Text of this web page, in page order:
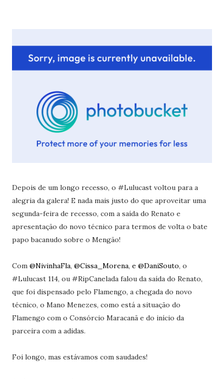
Depois de um longo recesso, o #Lulucast voltou para a
alegria da galera! E nada mais justo do que aproveitar uma
segunda-feira de recesso, com a saída do Renato e
apresentação do novo técnico para termos de volta o bate
papo bacanudo sobre o Mengão!
Com @NivinhaFla, @Cissa_Morena, e @DaniSouto, o
#Lulucast 114, ou #RipCanelada falou da saída do Renato,
que foi dispensado pelo Flamengo, a chegada do novo
técnico, o Mano Menezes, como está a situação do
Flamengo com o Consórcio Maracanã e do início da
parceira com a adidas.
Foi longo, mas estávamos com saudades!